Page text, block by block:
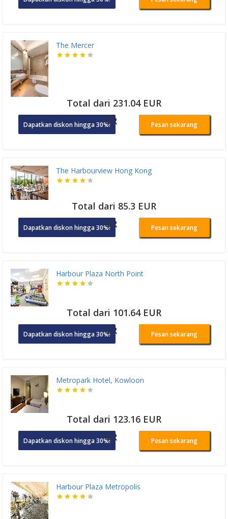
The Mercer
Total dari 231.04 EUR
Dapatkan diskon hingga 30%!OR Pesan sekarang
The Harbourview Hong Kong
Total dari 85.3 EUR
Dapatkan diskon hingga 30%!OR Pesan sekarang
Harbour Plaza North Point
Total dari 101.64 EUR
Dapatkan diskon hingga 30%!OR Pesan sekarang
Metropark Hotel, Kowloon
Total dari 123.16 EUR
Dapatkan diskon hingga 30%!OR Pesan sekarang
Harbour Plaza Metropolis